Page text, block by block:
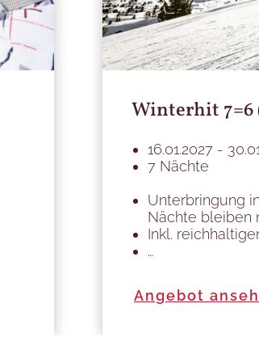
Winterhit 7=6
16.01.2027 -
7 Nächte
Unterbringung
Nächte bleiben
Inkl.
…
Angebot